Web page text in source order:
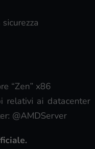
“Zen” x86
relativi ai datacenter
@AMDServer